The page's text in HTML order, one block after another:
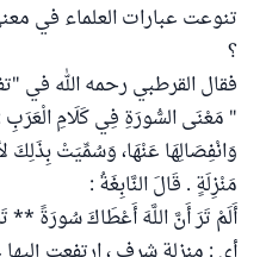
تنوعت عبارات العلماء في
؟
فقال القرطبي رحمه الله في
" مَعْنَى السُّورَةِ فِي كَلَامِ الْعَرَبِ
وَانْفِصَالِهَا عَنْهَا، وَسُمِّيَتْ بِذَلِكَ
مَنْزِلَةٍ . قَالَ النَّابِغَةُ :
أَلَمْ تَرَ أَنَّ اللَّهَ أَعْطَاكَ سُورَةً